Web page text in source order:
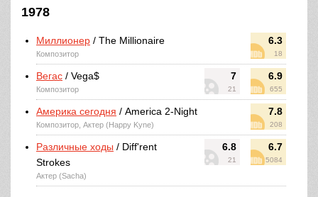
1978
6.3
18
Миллионер / The Millionaire
Композитор
7
21
6.9
655
Вегас / Vega$
Композитор
7.8
208
Америка сегодня / America 2-Night
Композитор, Актер (Happy Kyne)
6.8
21
6.7
5084
Различные ходы / Diff'rent
Strokes
Актер (Sacha)